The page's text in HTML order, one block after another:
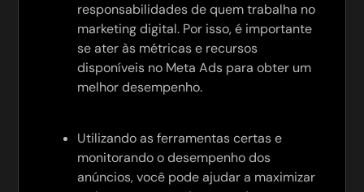
responsabilidades de quem trabalha no
marketing digital. Por isso, é importante
se ater às métricas e recursos
disponíveis no Meta Ads para obter um
melhor desempenho.
Utilizando as ferramentas certas e
monitorando o desempenho dos
anúncios, você pode ajudar a maximizar